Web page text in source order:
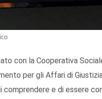
con la Cooperativa
per gli Affari di
e di essere